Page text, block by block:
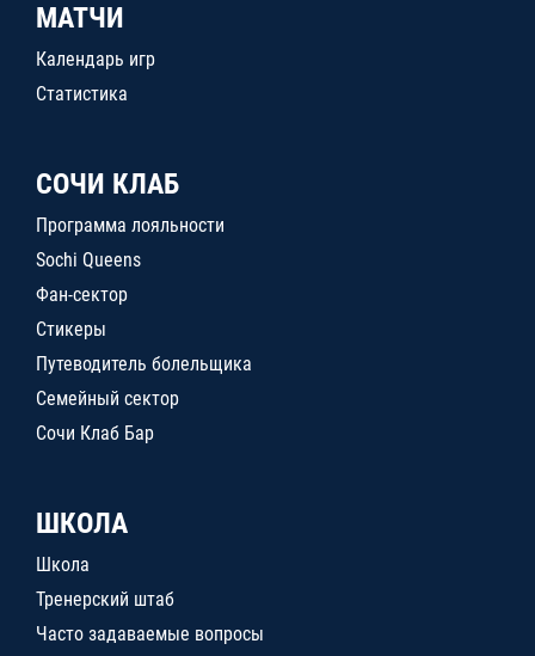
МАТЧИ
Календарь игр
Статистика
СОЧИ КЛАБ
Программа лояльности
Sochi Queens
Фан-сектор
Стикеры
Путеводитель болельщика
Семейный сектор
Сочи Клаб Бар
ШКОЛА
Школа
Тренерский штаб
Часто задаваемые вопросы